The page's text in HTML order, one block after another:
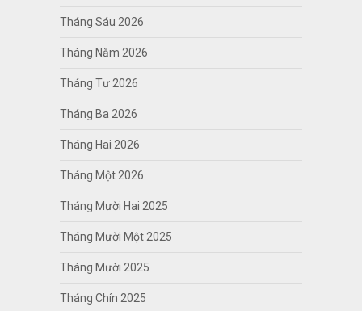
Tháng Sáu 2026
Tháng Năm 2026
Tháng Tư 2026
Tháng Ba 2026
Tháng Hai 2026
Tháng Một 2026
Tháng Mười Hai 2025
Tháng Mười Một 2025
Tháng Mười 2025
Tháng Chín 2025